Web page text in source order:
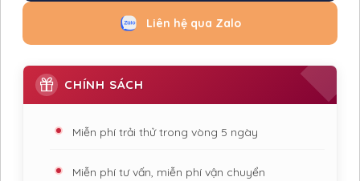
Liên hệ qua Zalo
CHÍNH SÁCH
Miễn phí trải thử trong vòng 5 ngày
Miễn phí tư vấn, miễn phí vận chuyển